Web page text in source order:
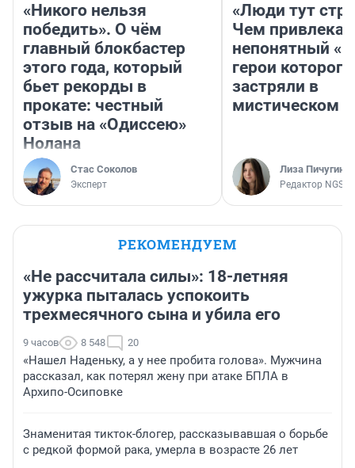
«Никого нельзя
победить». О чём
главный блокбастер
этого года, который
бьет рекорды в
прокате: честный
отзыв на «Одиссею»
Нолана
Стас Соколов
Эксперт
«Люди тут
Чем
непонятный
герои которого
застряли в
мистическом
Лиза Пичугина
Редактор
РЕКОМЕНДУЕМ
«Не рассчитала силы»: 18-летняя
ужурка пыталась успокоить
трехмесячного сына и убила его
9 часов 8 548 20
«Нашел Наденьку, а у нее пробита голова». Мужчина
рассказал, как потерял жену при атаке БПЛА в
Архипо-Осиповке
Знаменитая тикток-блогер, рассказывавшая о борьбе
с редкой формой рака, умерла в возрасте 26 лет